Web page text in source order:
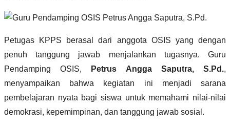
Petugas KPPS berasal dari anggota OSIS yang dengan
penuh tanggung jawab menjalankan tugasnya. Guru
Pendamping OSIS,
Petrus Angga Saputra, S.Pd.,
menyampaikan bahwa kegiatan ini menjadi sarana
pembelajaran nyata bagi siswa untuk memahami nilai-nilai
demokrasi, kepemimpinan, dan tanggung jawab sosial.